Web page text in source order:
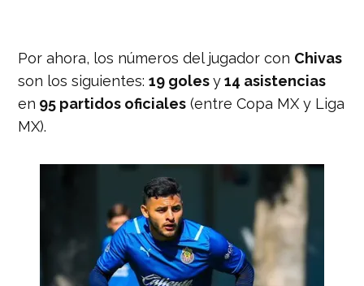
Por ahora, los números del jugador con Chivas
son los siguientes:19 golesy14 asistencias
en 95 partidos oficiales (entre Copa MX y Liga
MX).